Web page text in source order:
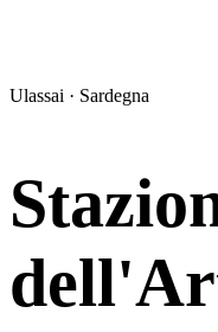
Ulassai · Sardegna